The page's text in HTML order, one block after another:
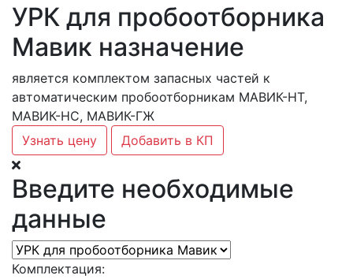
УРК для пробоотборника
Мавик назначение
является комплектом запасных частей к
автоматическим пробоотборникам МАВИК-НТ,
МАВИК-НС, МАВИК-ГЖ
Узнать цену
Добавить в КП
Введите необходимые
данные
Комплектация: